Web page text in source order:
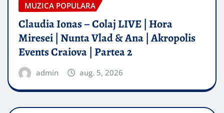
MUZICA POPULARA
Claudia Ionas – Colaj LIVE | Hora
Miresei | Nunta Vlad & Ana | Akropolis
Events Craiova | Partea 2
admin aug. 5, 2026